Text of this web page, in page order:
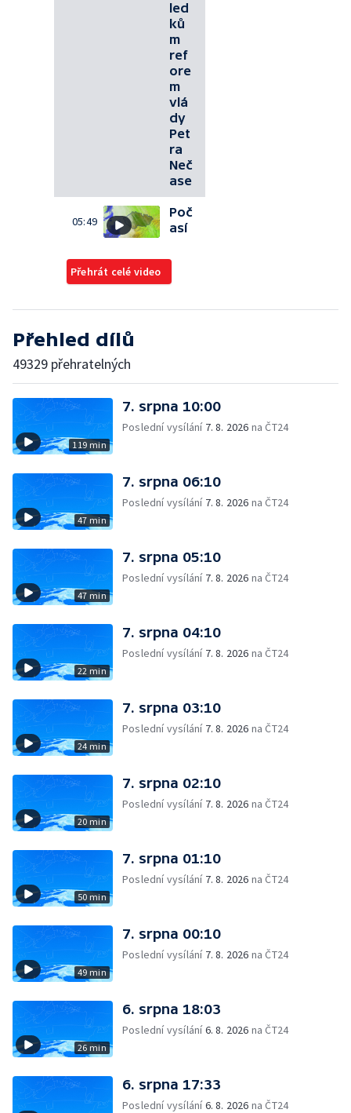
led
ků
m
ref
ore
m
vlá
dy
Pet
ra
Neč
ase
05:49
Poč
así
Přehrát celé video
Přehled dílů
49329 přehratelných
119 min
7. srpna 10:00
Poslední vysílání 7. 8. 2026 na ČT24
47 min
7. srpna 06:10
Poslední vysílání 7. 8. 2026 na ČT24
47 min
7. srpna 05:10
Poslední vysílání 7. 8. 2026 na ČT24
22 min
7. srpna 04:10
Poslední vysílání 7. 8. 2026 na ČT24
24 min
7. srpna 03:10
Poslední vysílání 7. 8. 2026 na ČT24
20 min
7. srpna 02:10
Poslední vysílání 7. 8. 2026 na ČT24
50 min
7. srpna 01:10
Poslední vysílání 7. 8. 2026 na ČT24
49 min
7. srpna 00:10
Poslední vysílání 7. 8. 2026 na ČT24
26 min
6. srpna 18:03
Poslední vysílání6. 8. 2026 na ČT24
6. srpna 17:33
Poslední vysílání6. 8. 2026 na ČT24